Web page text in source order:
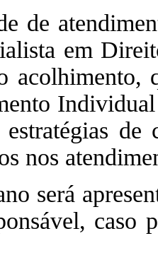
de
em
acolhimento,
nos
será
caso